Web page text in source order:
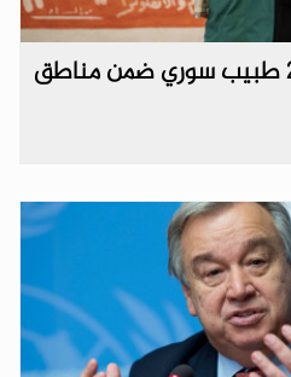
كورونا يقتل أكثر من 210 طبيب سوري ضمن مناطق